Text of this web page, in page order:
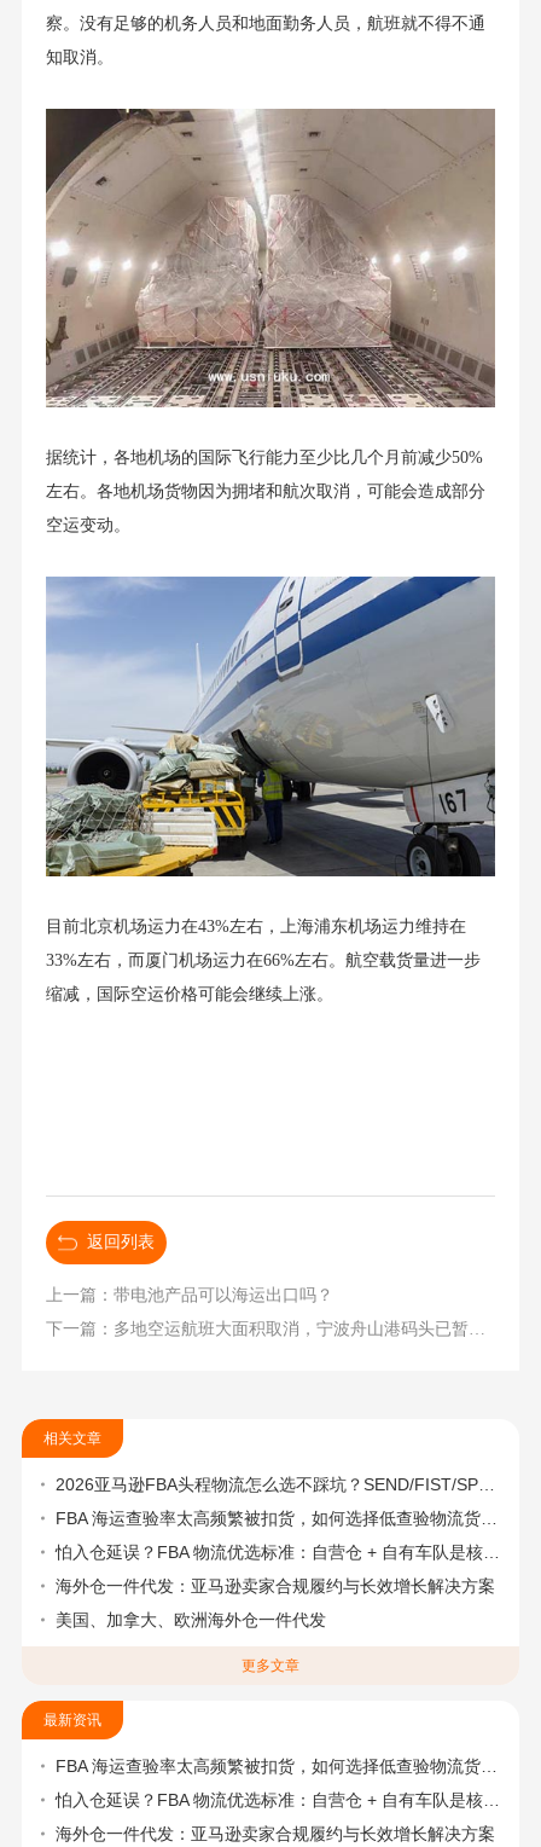
察。没有足够的机务人员和地面勤务人员，航班就不得不通
知取消。
据统计，各地机场的国际飞行能力至少比几个月前减少50%
左右。各地机场货物因为拥堵和航次取消，可能会造成部分
空运变动。
目前北京机场运力在43%左右，上海浦东机场运力维持在
33%左右，而厦门机场运力在66%左右。航空载货量进一步
缩减，国际空运价格可能会继续上涨。
返回列表
上一篇：带电池产品可以海运出口吗？
下一篇：多地空运航班大面积取消，宁波舟山港码头已暂停提箱作业
相关文章
2026亚马逊FBA头程物流怎么选不踩坑？SEND/FIST/SPN官方认证物流商，只有这家敢承诺“准达率第一”
FBA 海运查验率太高频繁被扣货，如何选择低查验物流货代？
怕入仓延误？FBA 物流优选标准：自营仓 + 自有车队是核心硬指标
海外仓一件代发：亚马逊卖家合规履约与长效增长解决方案
美国、加拿大、欧洲海外仓一件代发
更多文章
最新资讯
FBA 海运查验率太高频繁被扣货，如何选择低查验物流货代？
怕入仓延误？FBA 物流优选标准：自营仓 + 自有车队是核心硬指标
海外仓一件代发：亚马逊卖家合规履约与长效增长解决方案